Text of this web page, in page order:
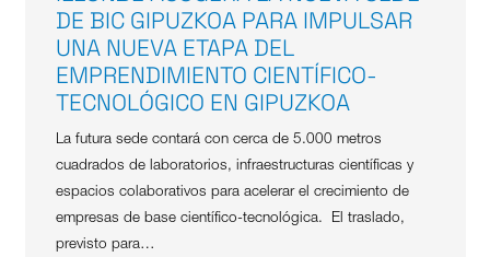
DE BIC GIPUZKOA PARA IMPULSAR
UNA NUEVA ETAPA DEL
EMPRENDIMIENTO CIENTÍFICO-
TECNOLÓGICO EN GIPUZKOA
La futura sede contará con cerca de 5.000 metros
cuadrados de laboratorios, infraestructuras científicas y
espacios colaborativos para acelerar el crecimiento de
empresas de base científico-tecnológica. El traslado,
previsto para…